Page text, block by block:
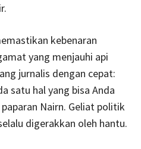
kebenaran
yang menjauhi api
jurnalis dengan cepat:
satu hal yang bisa Anda
Nairn. Geliat politik
digerakkan oleh hantu.